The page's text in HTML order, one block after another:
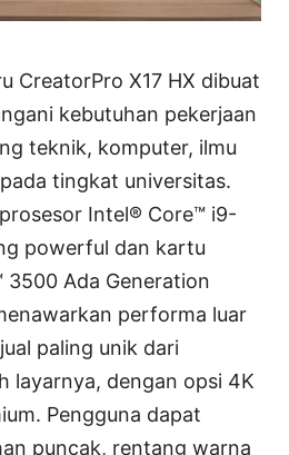
CreatorPro X17 HX dibuat
kebutuhan pekerjaan
teknik, komputer, ilmu
tingkat universitas.
Intel® Core™ i9-
powerful dan kartu
3500 Ada Generation
performa luar
paling unik dari
layarnya, dengan opsi 4K
Pengguna dapat
puncak, rentang warna